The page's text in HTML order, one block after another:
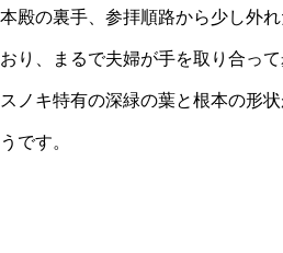
殿の裏手、参拝順路から少し外
り、まるで夫婦が手を取り合っ
ノキ特有の深緑の葉と根本の形
です。